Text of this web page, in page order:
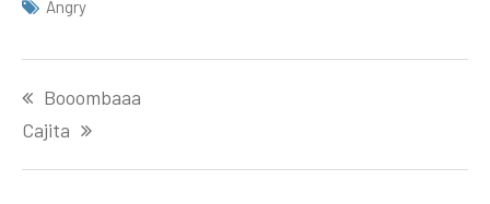
Angry
de
entradas
Booombaaa
Cajita